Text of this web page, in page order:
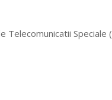
Speciale